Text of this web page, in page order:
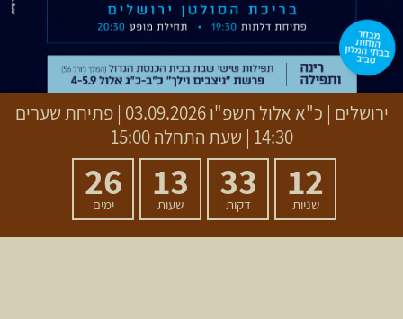
ירושלים | כ"א אלול תשפ"ו
03.09.2026 | פתיחת שערים
14:30 | שעת התחלה 15:00
12
שניות
33
דקות
13
שעות
26
ימים